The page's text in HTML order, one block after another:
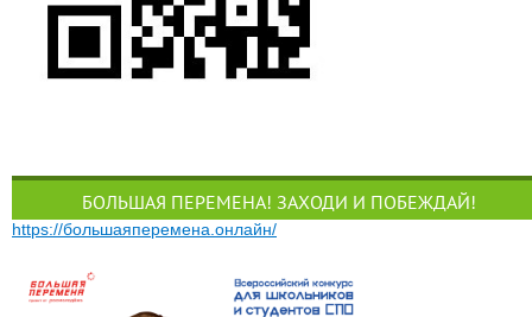
БОЛЬШАЯ ПЕРЕМЕНА! ЗАХОДИ И ПОБЕЖДАЙ!
https://большаяперемена.онлайн/